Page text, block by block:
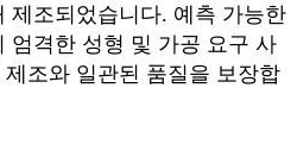
제조되었습니다. 예측 가능한
엄격한 성형 및 가공 요구 사
조와 일관된 품질을 보장합